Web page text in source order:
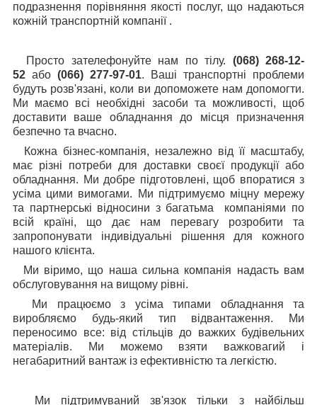
подразнення порівняння якості послуг, що надаються
кожній транспортній компанії .
Просто зателефонуйте нам по тілу. (068) 268-12-
52 або (066) 277-97-01. Ваші транспортні проблеми
будуть розв'язані, коли ви допоможете нам допомогти.
Ми маємо всі необхідні засоби та можливості, щоб
доставити ваше обладнання до місця призначення
безпечно та вчасно.
Кожна бізнес-компанія, незалежно від її масштабу,
має різні потреби для доставки своєї продукції або
обладнання. Ми добре підготовлені, щоб впоратися з
усіма цими вимогами. Ми підтримуємо міцну мережу
та партнерські відносини з багатьма компаніями по
всій країні, що дає нам перевагу розробити та
запропонувати індивідуальні рішення для кожного
нашого клієнта.
Ми віримо, що наша сильна компанія надасть вам
обслуговування на вищому рівні.
Ми працюємо з усіма типами обладнання та
виробляємо будь-який тип відвантаження. Ми
переносимо все: від стільців до важких будівельних
матеріалів. Ми можемо взяти важковагий і
негабаритний вантаж із ефективністю та легкістю.
Ми підтримуваний зв'язок тільки з найбільш